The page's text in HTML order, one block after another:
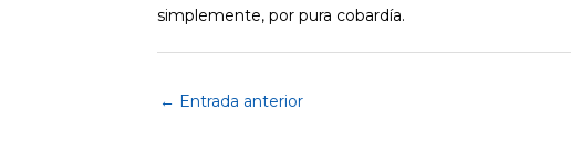
simplemente, por pura cobardía.
← Entrada anterior